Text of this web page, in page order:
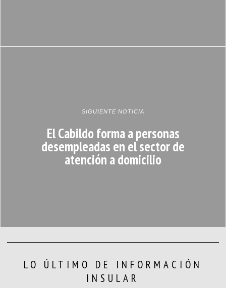
SIGUIENTE NOTICIA
El Cabildo forma a personas
desempleadas en el sector de
atención a domicilio
LO ÚLTIMO DE INFORMACIÓN
INSULAR